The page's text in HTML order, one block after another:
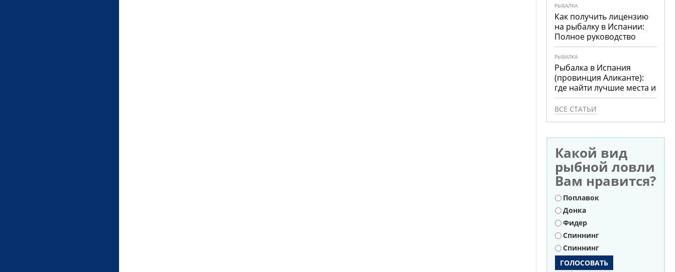
РЫБАЛКА
Как получить лицензию
на рыбалку в Испании:
Полное руководство
РЫБАЛКА
Рыбалка в Испания
(провинция Аликанте):
где найти лучшие места и
что ловить
ВСЕ СТАТЬИ
Какой вид
рыбной ловли
Вам нравится?
Варианты
Поплавок
Донка
Фидер
Спиннинг
Спиннинг